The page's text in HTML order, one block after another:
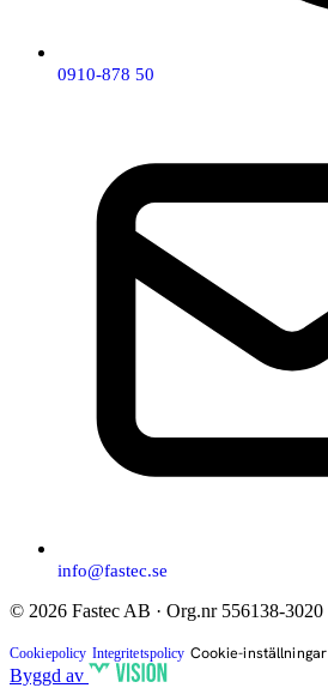
0910-878 50
info@fastec.se
© 2026 Fastec AB · Org.nr 556138-3020
Cookiepolicy Integritetspolicy Cookie-inställningar
Byggd av